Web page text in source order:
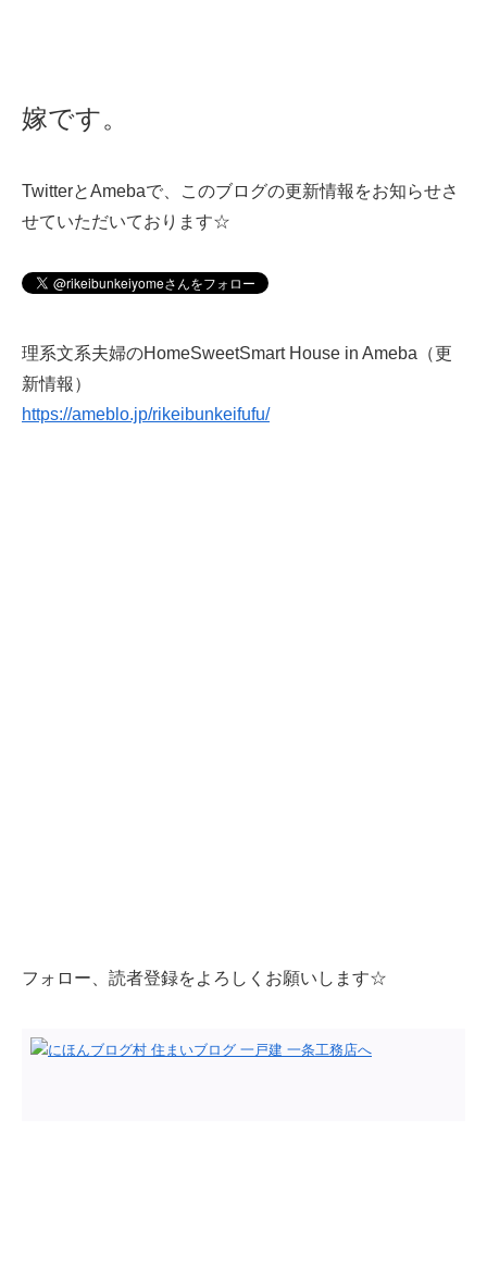
嫁です。
TwitterとAmebaで、このブログの更新情報をお知らせさ
せていただいております☆
理系文系夫婦のHomeSweetSmart House in Ameba（更
新情報）
https://ameblo.jp/rikeibunkeifufu/
フォロー、読者登録をよろしくお願いします☆